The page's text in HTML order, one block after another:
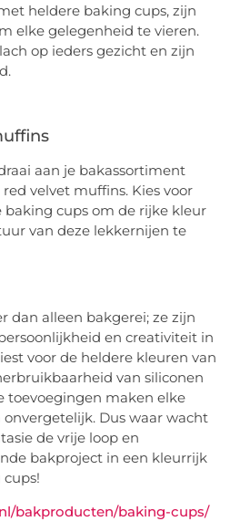
heldere baking cups, zijn
elke gelegenheid te vieren.
op ieders gezicht en zijn
aan je bakassortiment
velvet muffins. Kies voor
baking cups om de rijke kleur
van deze lekkernijen te
dan alleen bakgerei; ze zijn
en creativiteit in
voor de heldere kleuren van
van siliconen
toevoegingen maken elke
Dus waar wacht
de vrije loop en
bakproject in een kleurrijk
bakproducten/baking-cups/